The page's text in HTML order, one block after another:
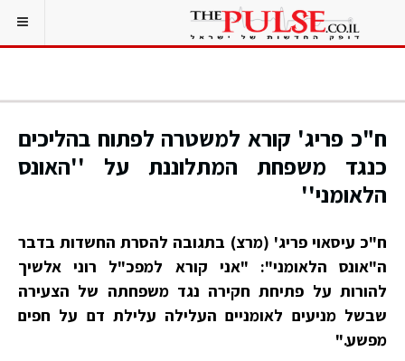
ח"כ פריג' קורא למשטרה לפתוח בהליכים
כנגד משפחת המתלוננת על ''האונס
הלאומני''
ח"כ עיסאוי פריג' (מרצ) בתגובה להסרת החשדות בדבר
ה"אונס הלאומני": "אני קורא למפכ"ל רוני אלשיך
להורות על פתיחת חקירה נגד משפחתה של הצעירה
שבשל מניעים לאומניים העלילה עלילת דם על חפים
מפשע."